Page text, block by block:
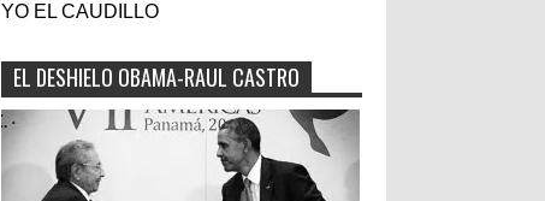
YO EL CAUDILLO
EL DESHIELO OBAMA-RAUL CASTRO